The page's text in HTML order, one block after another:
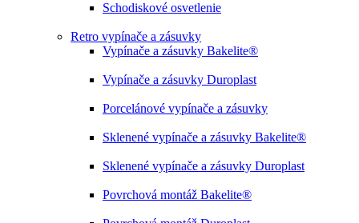
Schodiskové osvetlenie
Retro vypínače a zásuvky
Vypínače a zásuvky Bakelite®
Vypínače a zásuvky Duroplast
Porcelánové vypínače a zásuvky
Sklenené vypínače a zásuvky Bakelite®
Sklenené vypínače a zásuvky Duroplast
Povrchová montáž Bakelite®